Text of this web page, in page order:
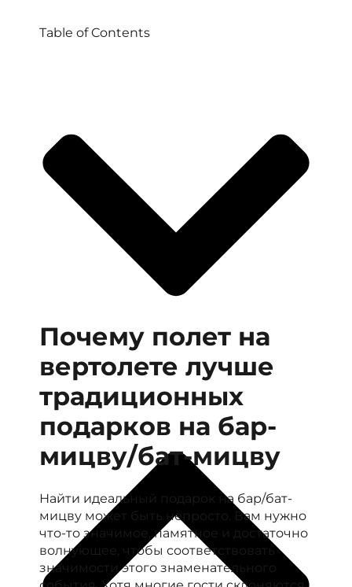
Table of Contents
Почему полет на
вертолете лучше
традиционных
подарков на бар-
мицву/бат-мицву
Найти идеальный подарок на бар/бат-
мицву может быть непросто. Вам нужно
что-то значимое, памятное и достаточно
волнующее, чтобы соответствовать
значимости этого знаменательного